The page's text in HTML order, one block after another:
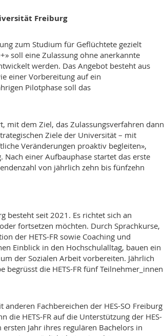
Freiburg
zum Studium für Geflüchtete gezielt
soll eine Zulassung ohne anerkannte
werden. Das Angebot besteht aus
einer Vorbereitung auf ein
Pilotphase soll das
mit dem Ziel, das Zulassungsverfahren dann
Ziele der Universität – mit
Veränderungen proaktiv begleiten»,
einer Aufbauphase startet das erste
von jährlich zehn bis fünfzehn
besteht seit 2021. Es richtet sich an
fortsetzen möchten. Durch Sprachkurse,
der HETS-FR sowie Coaching und
Einblick in den Hochschulalltag, bauen ein
der Sozialen Arbeit vorbereiten. Jährlich
die HETS-FR fünf Teilnehmer_innen
Fachbereichen der HES-SO Freiburg
die HETS-FR auf die Unterstützung der HES-
Jahr ihres regulären Bachelors in